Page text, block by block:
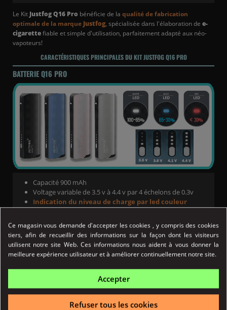
(33 avis)
Le Kit Justfog Q16 Pro bénéficie de la qualité de fabrication
optimale de la marque Justfog, spécialisée dans l'élaboration de e-
cigarettefiable et simple d'utilisation, parfaitement adapté aux néo-
vapoteurs!
CARACTÉRISTIQUES PRINCIPALES DU KITJUSTFOGQ16 PRO
BATTERIE Q16 PRO
Capacité 900 mAh
Voltage variable de 3.5 v à 4.4 v par 4 échelons de 0.3v
Indication du niveau de charge par led couleur
(Blanc/Bleu/Rouge)
Protection contre les courts circuits.
Protection contre la surchauffe.
Protection contre la décharge excessive de la batterie (se
coupe avant)
Protection contre les surtensions
Rechargement direct de la batterie par câble micro-usb
Dimensions : 7 cm / 2.5 cm / 1.6 cm
Poids : 38g
Ce magasin vous demande d'accepter les cookies , y compris des cookies
tiers, afin de recueillir des informations sur la façon dont les visiteurs
utilisent notre site Web. Ces informations nous aident à vous donner la
meilleure expérience utilisateur et à améliorer continuellement notre site.
Accepter
Refuser tous les cookies